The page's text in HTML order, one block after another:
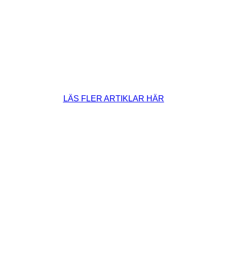
LÄS FLER ARTIKLAR HÄR